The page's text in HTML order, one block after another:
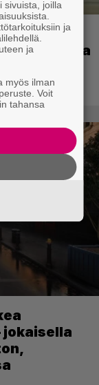
pysyä
sivuista, joilla
ja
ja
myös ilman
Voit
tahansa